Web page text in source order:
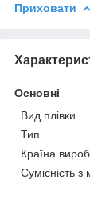
Приховати
Основні
Вид плівки
Тип
Країна
Сумісність